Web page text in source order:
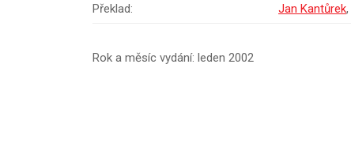
Překlad: Jan Kantůrek,
Rok a měsíc vydání: leden 2002